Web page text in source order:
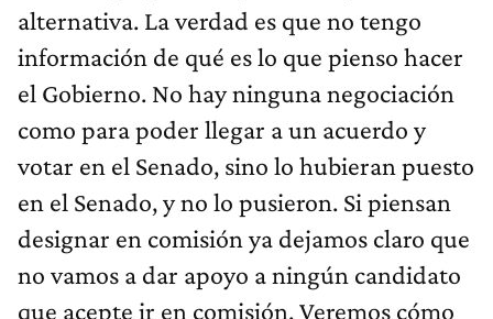
alternativa. La verdad es que no tengo
información de qué es lo que pienso hacer
el Gobierno. No hay ninguna negociación
como para poder llegar a un acuerdo y
votar en el Senado, sino lo hubieran puesto
en el Senado, y no lo pusieron. Si piensan
designar en comisión ya dejamos claro que
no vamos a dar apoyo a ningún candidato
que acepte ir en comisión. Veremos cómo